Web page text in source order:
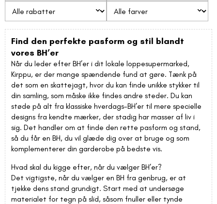
Find den perfekte pasform og stil blandt
vores BH’er
Når du leder efter BH’er i dit lokale loppesupermarked,
Kirppu, er der mange spændende fund at gøre. Tænk på
det som en skattejagt, hvor du kan finde unikke stykker til
din samling, som måske ikke findes andre steder. Du kan
støde på alt fra klassiske hverdags-BH’er til mere specielle
designs fra kendte mærker, der stadig har masser af liv i
sig. Det handler om at finde den rette pasform og stand,
så du får en BH, du vil glæde dig over at bruge og som
komplementerer din garderobe på bedste vis.
Hvad skal du kigge efter, når du vælger BH’er?
Det vigtigste, når du vælger en BH fra genbrug, er at
tjekke dens stand grundigt. Start med at undersøge
materialet for tegn på slid, såsom fnuller eller tynde